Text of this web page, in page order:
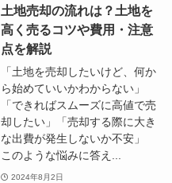
土地売却の流れは？土地を
高く売るコツや費用・注意
点を解説
「土地を売却したいけど、何か
ら始めていいかわからない」
「できればスムーズに高値で売
却したい」「売却する際に大き
な出費が発生しないか不安」
このような悩みに答え...
2024年8月2日